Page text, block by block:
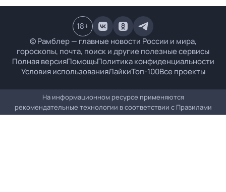
© Рамблер — главные новости России и мира,
гороскопы, почта, поиск и другие полезные сервисы
Полная версияПомощьПолитика конфиденциальности
Условия использованияЛайкиТоп-100Все проекты
18+
На информационном ресурсе применяются
рекомендательные технологии в соответствии с Правилами